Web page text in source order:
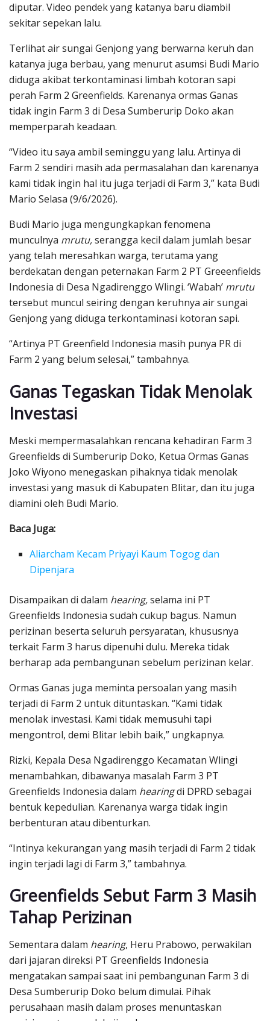
diputar. Video pendek yang katanya baru diambil
sekitar sepekan lalu.
Terlihat air sungai Genjong yang berwarna keruh dan
katanya juga berbau, yang menurut asumsi Budi Mario
diduga akibat terkontaminasi limbah kotoran sapi
perah Farm 2 Greenfields. Karenanya ormas Ganas
tidak ingin Farm 3 di Desa Sumberurip Doko akan
memperparah keadaan.
“Video itu saya ambil seminggu yang lalu. Artinya di
Farm 2 sendiri masih ada permasalahan dan karenanya
kami tidak ingin hal itu juga terjadi di Farm 3,” kata Budi
Mario Selasa (9/6/2026).
Budi Mario juga mengungkapkan fenomena
munculnya mrutu,serangga kecil dalam jumlah besar
yang telah meresahkan warga, terutama yang
berdekatan dengan peternakan Farm 2 PT Greeenfields
Indonesia di Desa Ngadirenggo Wlingi. ‘Wabah’ mrutu
tersebut muncul seiring dengan keruhnya air sungai
Genjong yang diduga terkontaminasi kotoran sapi.
“Artinya PT Greenfield Indonesia masih punya PR di
Farm 2 yang belum selesai,” tambahnya.
Ganas Tegaskan Tidak Menolak
Investasi
Meski mempermasalahkan rencana kehadiran Farm 3
Greenfields di Sumberurip Doko, Ketua Ormas Ganas
Joko Wiyono menegaskan pihaknya tidak menolak
investasi yang masuk di Kabupaten Blitar, dan itu juga
diamini oleh Budi Mario.
Baca Juga:
Aliarcham Kecam Priyayi Kaum Togog dan
Dipenjara
Disampaikan di dalam hearing,selama ini PT
Greenfields Indonesia sudah cukup bagus. Namun
perizinan beserta seluruh persyaratan, khususnya
terkait Farm 3 harus dipenuhi dulu. Mereka tidak
berharap ada pembangunan sebelum perizinan kelar.
Ormas Ganas juga meminta persoalan yang masih
terjadi di Farm 2 untuk dituntaskan. “Kami tidak
menolak investasi. Kami tidak memusuhi tapi
mengontrol, demi Blitar lebih baik,” ungkapnya.
Rizki, Kepala Desa Ngadirenggo Kecamatan Wlingi
menambahkan, dibawanya masalah Farm 3 PT
Greenfields Indonesia dalam hearingdi DPRD sebagai
bentuk kepedulian. Karenanya warga tidak ingin
berbenturan atau dibenturkan.
“Intinya kekurangan yang masih terjadi di Farm 2 tidak
ingin terjadi lagi di Farm 3,” tambahnya.
Greenfields Sebut Farm 3 Masih
Tahap Perizinan
Sementara dalam hearing, Heru Prabowo, perwakilan
dari jajaran direksi PT Greenfields Indonesia
mengatakan sampai saat ini pembangunan Farm 3 di
Desa Sumberurip Doko belum dimulai. Pihak
perusahaan masih dalam proses menuntaskan